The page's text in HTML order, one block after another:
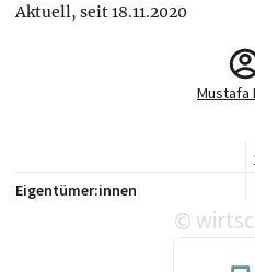
Aktuell, seit 18.11.2020
Mustafa
Eigentümer:innen
©